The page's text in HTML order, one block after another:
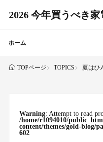
2026 今年買うべき
ホーム
TOPページ TOPICS 夏はひ
Warning: Attempt to read
/home/r1094010/
content/themes/gold-blog/
602